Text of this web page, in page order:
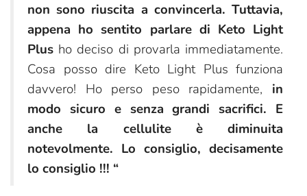
non sono riuscita a convincerla. Tuttavia,
appena ho sentito parlare di Keto Light
Plus ho deciso di provarla immediatamente.
Cosa posso dire Keto Light Plus funziona
davvero! Ho perso peso rapidamente, in
modo sicuro e senza grandi sacrifici. E
anche la cellulite è diminuita
notevolmente. Lo consiglio, decisamente
lo consiglio !!! “